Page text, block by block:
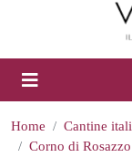
Home Cantine
Corno di Rosazzo